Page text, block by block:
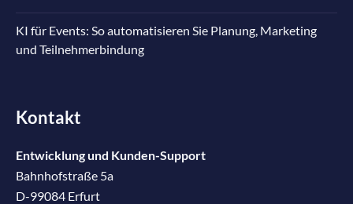
KI für Events: So automatisieren Sie Planung, Marketing
und Teilnehmerbindung
Kontakt
Entwicklung und Kunden-Support
Bahnhofstraße 5a
D-99084 Erfurt